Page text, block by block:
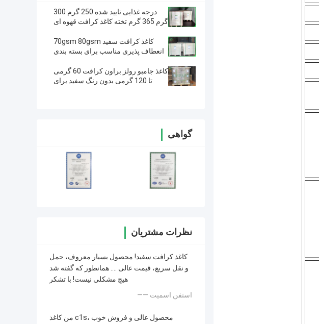
درجه غذایی تایید شده 250 گرم 300
گرم 365 گرم تخته کاغذ کرافت قهوه ای
کاغذ کرافت سفید 70gsm 80gsm
انعطاف پذیری مناسب برای بسته بندی
کاغذ جامبو رولز براون کرافت 60 گرمی
تا 120 گرمی بدون رنگ سفید برای
گواهی
نظرات مشتریان
کاغذ کرافت سفید! محصول بسیار معروف، حمل
و نقل سریع، قیمت عالی .... همانطور که گفته شد
هیچ مشکلی نیست! با تشکر
—— استفن اسمیت
من کاغذ c1s، محصول عالی و فروش خوب